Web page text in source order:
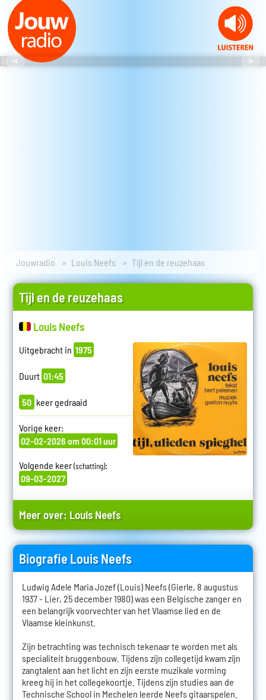
Jouwradio Louis Neefs Tijl en de reuzehaas
Tijl en de reuzehaas
Louis Neefs
Uitgebracht in 1975
Duurt 01:45
50 keer gedraaid
Vorige keer:
02-02-2026 om 00:01 uur
Volgende keer(schatting):
09-03-2027
Meer over: Louis Neefs
Biografie Louis Neefs
Ludwig Adele Maria Jozef (Louis) Neefs (Gierle, 8 augustus
1937 - Lier, 25 december 1980) was een Belgische zanger en
een belangrijk voorvechter van het Vlaamse lied en de
Vlaamse kleinkunst.
Zijn betrachting was technisch tekenaar te worden met als
specialiteit bruggenbouw. Tijdens zijn collegetijd kwam zijn
zangtalent aan het licht en zijn eerste muzikale vorming
kreeg hij in het collegekoortje. Tijdens zijn studies aan de
Technische School in Mechelen leerde Neefs gitaarspelen.